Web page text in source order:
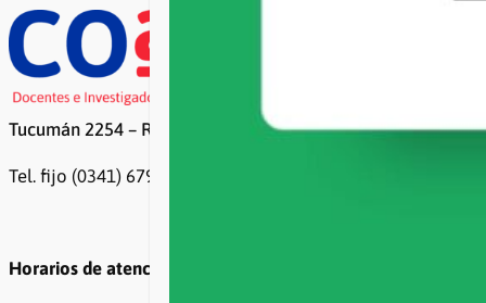
Tucumán 2254 – Rosario
Tel. fijo (0341) 6799500 / 6799499
Horarios de atención